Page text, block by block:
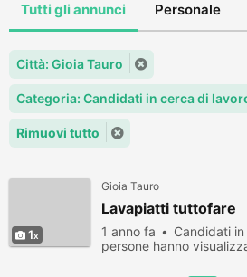
Tutti gli annunci Personale
Città: Gioia Tauro
Categoria: Candidati in cerca di
Rimuovi tutto
1
Gioia Tauro
Lavapiatti tuttofare
1 anno fa Candidati
persone hanno